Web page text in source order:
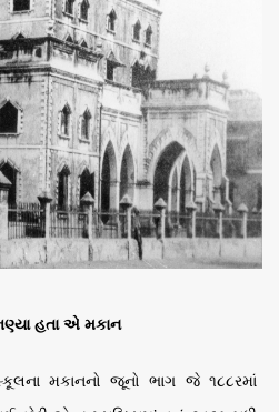
હતા એ મકાન
મકાનનો જૂનો ભાગ જે ૧૮૮રમાં